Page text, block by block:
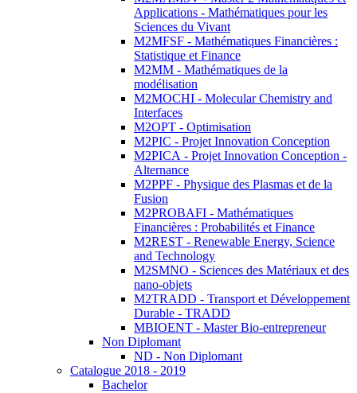
Applications - Mathématiques pour les
Sciences du Vivant
M2MFSF - Mathématiques Financières :
Statistique et Finance
M2MM - Mathématiques de la
modélisation
M2MOCHI - Molecular Chemistry and
Interfaces
M2OPT - Optimisation
M2PIC - Projet Innovation Conception
M2PICA - Projet Innovation Conception -
Alternance
M2PPF - Physique des Plasmas et de la
Fusion
M2PROBAFI - Mathématiques
Financières : Probabilités et Finance
M2REST - Renewable Energy, Science
and Technology
M2SMNO - Sciences des Matériaux et des
nano-objets
M2TRADD - Transport et Développement
Durable - TRADD
MBIOENT - Master Bio-entrepreneur
Non Diplomant
ND - Non Diplomant
Catalogue 2018 - 2019
Bachelor